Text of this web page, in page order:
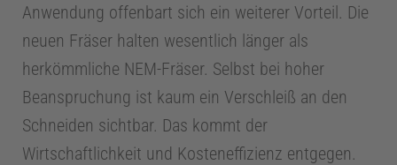
Anwendung offenbart sich ein weiterer Vorteil. Die
neuen Fräser halten wesentlich länger als
herkömmliche NEM-Fräser. Selbst bei hoher
Beanspruchung ist kaum ein Verschleiß an den
Schneiden sichtbar. Das kommt der
Wirtschaftlichkeit und Kosteneffizienz entgegen.